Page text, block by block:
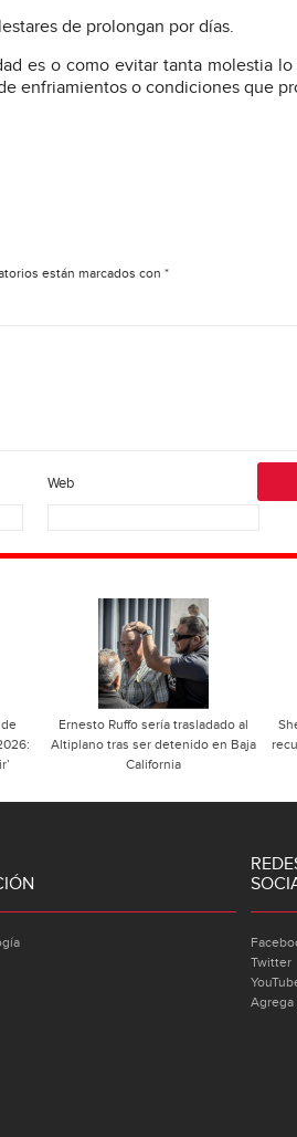
de prolongan por días.
es o como evitar tanta molestia
enfriamientos o condiciones que
están marcados con *
Web
Ernesto Ruffo sería trasladado al
Altiplano tras ser detenido en Baja
California
Twitter
Agrega